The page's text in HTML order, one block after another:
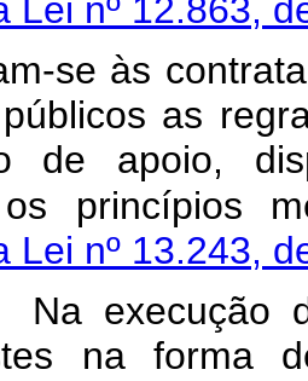
Lei nº 12.863,
se às
as
de apoio,
os princípios
Lei nº 13.243,
execução
na forma